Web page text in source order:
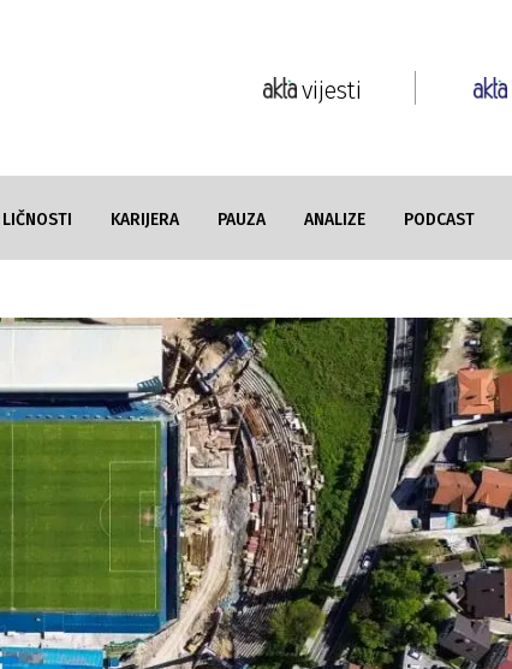
vijesti
LIČNOSTI KARIJERA PAUZA ANALIZE PODCAST